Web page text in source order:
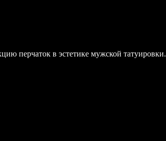
перчаток в эстетике мужской татуировки.